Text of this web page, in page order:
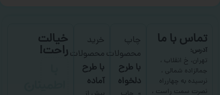
تماس با ما
آدرس:
تهران، خ انقلاب ،
جمالزاده شمالی ،
نرسیده به چهارراه
نصرت سمت راست ،
چاپ
محصولات
با طرح
دلخواه
خرید
محصولات
با طرح
آماده
خیالت
راحت!